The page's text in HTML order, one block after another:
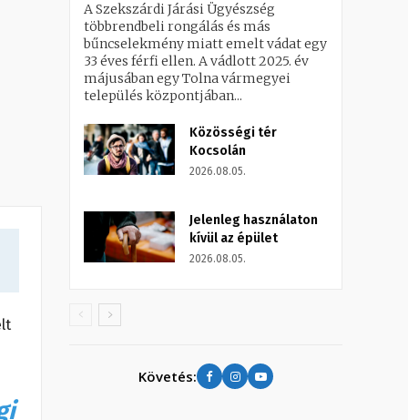
A Szekszárdi Járási Ügyészség
többrendbeli rongálás és más
bűncselekmény miatt emelt vádat egy
33 éves férfi ellen. A vádlott 2025. év
májusában egy Tolna vármegyei
település központjában...
Közösségi tér
Kocsolán
2026.08.05.
Jelenleg használaton
kívül az épület
2026.08.05.
Követés: